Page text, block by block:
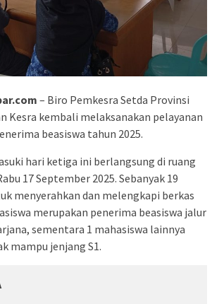
– Biro Pemkesra Setda Provinsi
Kesra kembali melaksanakan pelayanan
beasiswa tahun 2025.
hari ketiga ini berlangsung di ruang
17 September 2025. Sebanyak 19
menyerahkan dan melengkapi berkas
merupakan penerima beasiswa jalur
sementara 1 mahasiswa lainnya
mampu jenjang S1.